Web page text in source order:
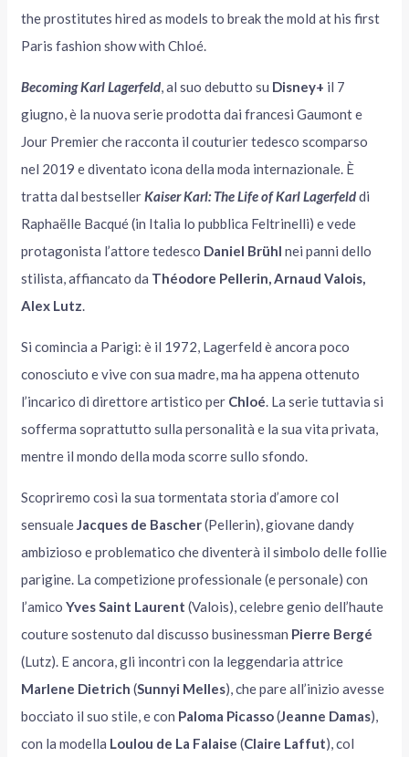
the prostitutes hired as models to break the mold at his first
Paris fashion show with Chloé.
Becoming Karl Lagerfeld, al suo debutto su Disney+ il 7
giugno, è la nuova serie prodotta dai francesi Gaumont e
Jour Premier che racconta il couturier tedesco scomparso
nel 2019 e diventato icona della moda internazionale. È
tratta dal bestsellerKaiser Karl: The Life of Karl Lagerfelddi
Raphaëlle Bacqué (in Italia lo pubblica Feltrinelli) e vede
protagonista l’attore tedesco Daniel Brühl nei panni dello
stilista, affiancato da Théodore Pellerin, Arnaud Valois,
Alex Lutz.
Si comincia a Parigi: è il 1972, Lagerfeld è ancora poco
conosciuto e vive con sua madre, ma ha appena ottenuto
l’incarico di direttore artistico per Chloé. La serie tuttavia si
sofferma soprattutto sulla personalità e la sua vita privata,
mentre il mondo della moda scorre sullo sfondo.
Scopriremo così la sua tormentata storia d’amore col
sensualeJacques de Bascher(Pellerin), giovane dandy
ambizioso e problematico che diventerà il simbolo delle follie
parigine. La competizione professionale (e personale) con
l’amicoYves Saint Laurent (Valois), celebre genio dell’haute
couture sostenuto dal discusso businessman Pierre Bergé
(Lutz). E ancora, gli incontri con la leggendaria attrice
Marlene Dietrich (Sunnyi Melles), che pare all’inizio avesse
bocciato il suo stile, e con Paloma Picasso(Jeanne Damas),
con la modella Loulou de La Falaise (Claire Laffut), col